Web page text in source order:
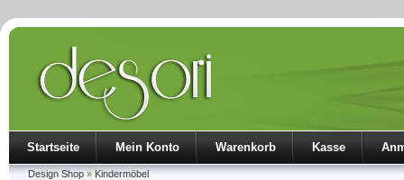
Startseite Mein Konto Warenkorb Kasse
Design Shop»Kindermöbel